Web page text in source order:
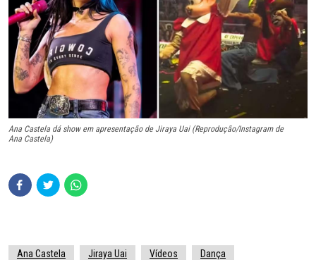
Ana Castela dá show em apresentação de Jiraya Uai (Reprodução/Instagram de
Ana Castela)
Ana Castela Jiraya Uai Vídeos Dança